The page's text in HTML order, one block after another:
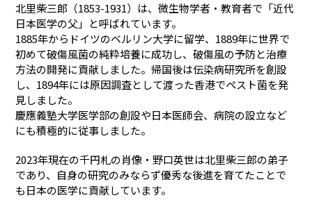
北里柴三郎（1853-1931）は、微生物学者・教育者で「近代
日本医学の父」と呼ばれています。
1885年からドイツのベルリン大学に留学、1889年に世界で
初めて破傷風菌の純粋培養に成功し、破傷風の予防と治療
方法の開発に貢献しました。帰国後は伝染病研究所を創設
し、1894年には原因調査として渡った香港でペスト菌を発
見しました。
慶應義塾大学医学部の創設や日本医師会、病院の設立など
にも積極的に従事しました。
2023年現在の千円札の肖像・野口英世は北里柴三郎の弟子
であり、自身の研究のみならず優秀な後進を育てたことで
も日本の医学に貢献しています。